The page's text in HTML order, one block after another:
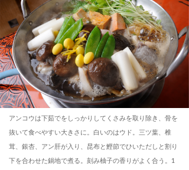
アンコウは下茹でをしっかりしてくさみを取り除き、骨を
抜いて食べやすい大きさに。白いのはウド。三ツ葉、椎
茸、銀杏、アン肝が入り、昆布と鰹節でひいただしと割り
下を合わせた鍋地で煮る。刻み柚子の香りがよく合う。1